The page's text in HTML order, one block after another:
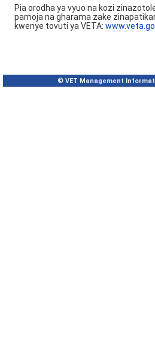
Pia orodha ya vyuo na kozi
pamoja na gharama zake
kwenye tovuti ya VETA:
© VET Management